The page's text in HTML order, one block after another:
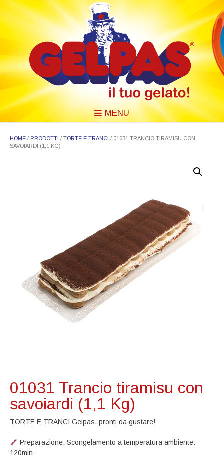
MENU
HOME / PRODOTTI / TORTE E TRANCI / 01031 TRANCIO TIRAMISU CON
SAVOIARDI (1,1 KG)
01031 Trancio tiramisu con
savoiardi (1,1 Kg)
TORTE E TRANCI Gelpas, pronti da gustare!
​ Preparazione: Scongelamento a temperatura ambiente:
120min